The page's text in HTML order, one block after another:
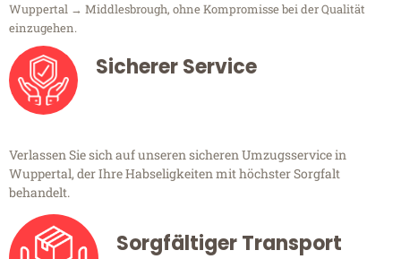
Wuppertal → Middlesbrough, ohne Kompromisse bei der Qualität
einzugehen.
Sicherer Service
Verlassen Sie sich auf unseren sicheren Umzugsservice in
Wuppertal, der Ihre Habseligkeiten mit höchster Sorgfalt
behandelt.
Sorgfältiger Transport